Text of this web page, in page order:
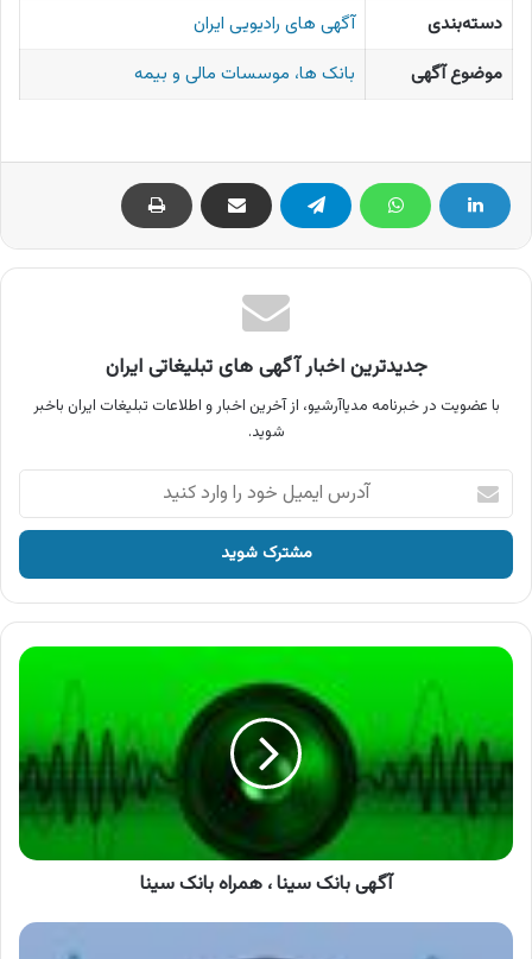
دسته‌بندی
آگهی های رادیویی ایران
موضوع آگهی
بانک ها، موسسات مالی و بیمه
جدیدترین اخبار آگهی های تبلیغاتی ایران
با عضویت در خبرنامه مدیاآرشیو، از آخرین اخبار و اطلاعات تبلیغات ایران باخبر
شوید.
آدرس
ایمیل
خود
وارد
کنید
آگهی
همراه
بانک
سینا
آگهی بانک سینا ، همراه بانک سینا
آگهی